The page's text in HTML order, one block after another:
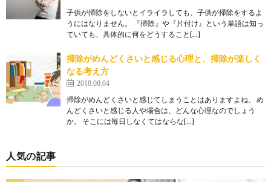
子供が掃除をしないとイライラしても、子供が掃除をするよ
うにはなりません。 『掃除』や『片付け』という単語は知っ
ていても、具体的に何をどうすること[…]
掃除がめんどくさいと感じる心理と、掃除が楽しく
なる考え方
2018.08.04
掃除がめんどくさいと感じてしまうことはありますよね。 め
んどくさいと感じる人や場合は、どんな心理なのでしょう
か。 そこには毎日しなくてはならな[…]
人気の記事